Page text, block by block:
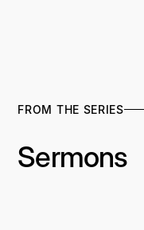
FROM THE SERIES
Sermons